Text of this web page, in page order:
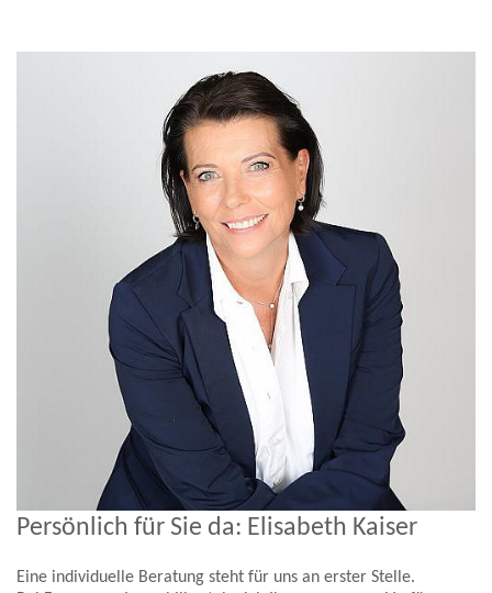
Persönlich für Sie da: Elisabeth Kaiser
Eine individuelle Beratung steht für uns an erster Stelle.